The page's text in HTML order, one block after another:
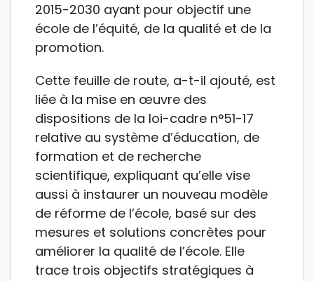
2015-2030 ayant pour objectif une
école de l’équité, de la qualité et de la
promotion.
Cette feuille de route, a-t-il ajouté, est
liée à la mise en œuvre des
dispositions de la loi-cadre n°51-17
relative au système d’éducation, de
formation et de recherche
scientifique, expliquant qu’elle vise
aussi à instaurer un nouveau modèle
de réforme de l’école, basé sur des
mesures et solutions concrètes pour
améliorer la qualité de l’école. Elle
trace trois objectifs stratégiques à